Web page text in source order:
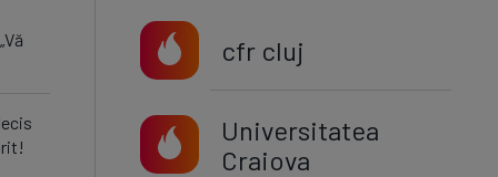
cfr cluj
Universitatea
Craiova